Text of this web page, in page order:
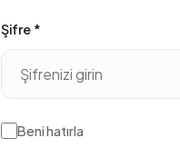
Şifre *
Beni hatırla